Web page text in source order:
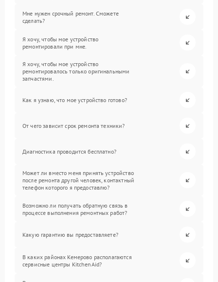
Мне нужен срочный ремонт. Сможете
сделать?
Я хочу, чтобы мое устройство
ремонтировали при мне.
Я хочу, чтобы мое устройство
ремонтировалось только оригинальными
запчастями.
Как я узнаю, что мое устройство готово?
От чего зависит срок ремонта техники?
Диагностика проводится бесплатно?
Может ли вместо меня принять устройство
после ремонта другой человек, контактный
телефон которого я предоставлю?
Возможно ли получать обратную связь в
процессе выполнения ремонтных работ?
Какую гарантию вы предоставляете?
В каких районах Кемерово располагаются
сервисные центры KitchenAid?